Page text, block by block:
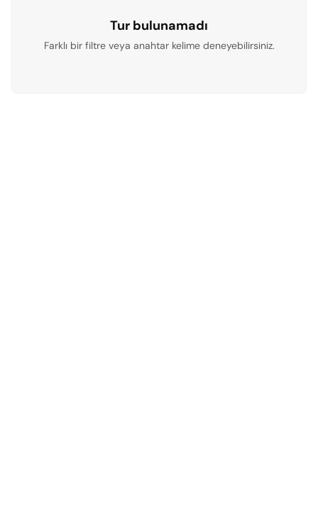
Tur bulunamadı
Farklı bir filtre veya anahtar kelime deneyebilirsiniz.